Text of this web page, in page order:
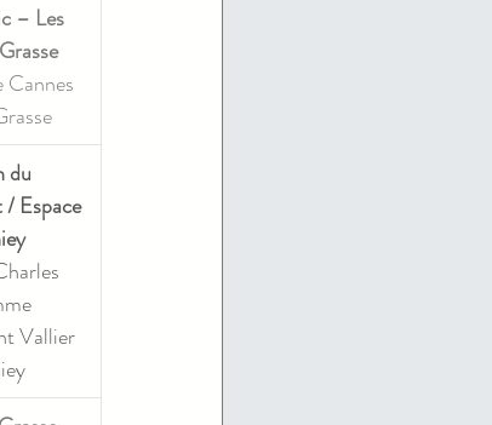
– Les
du
/ Espace
Vallier